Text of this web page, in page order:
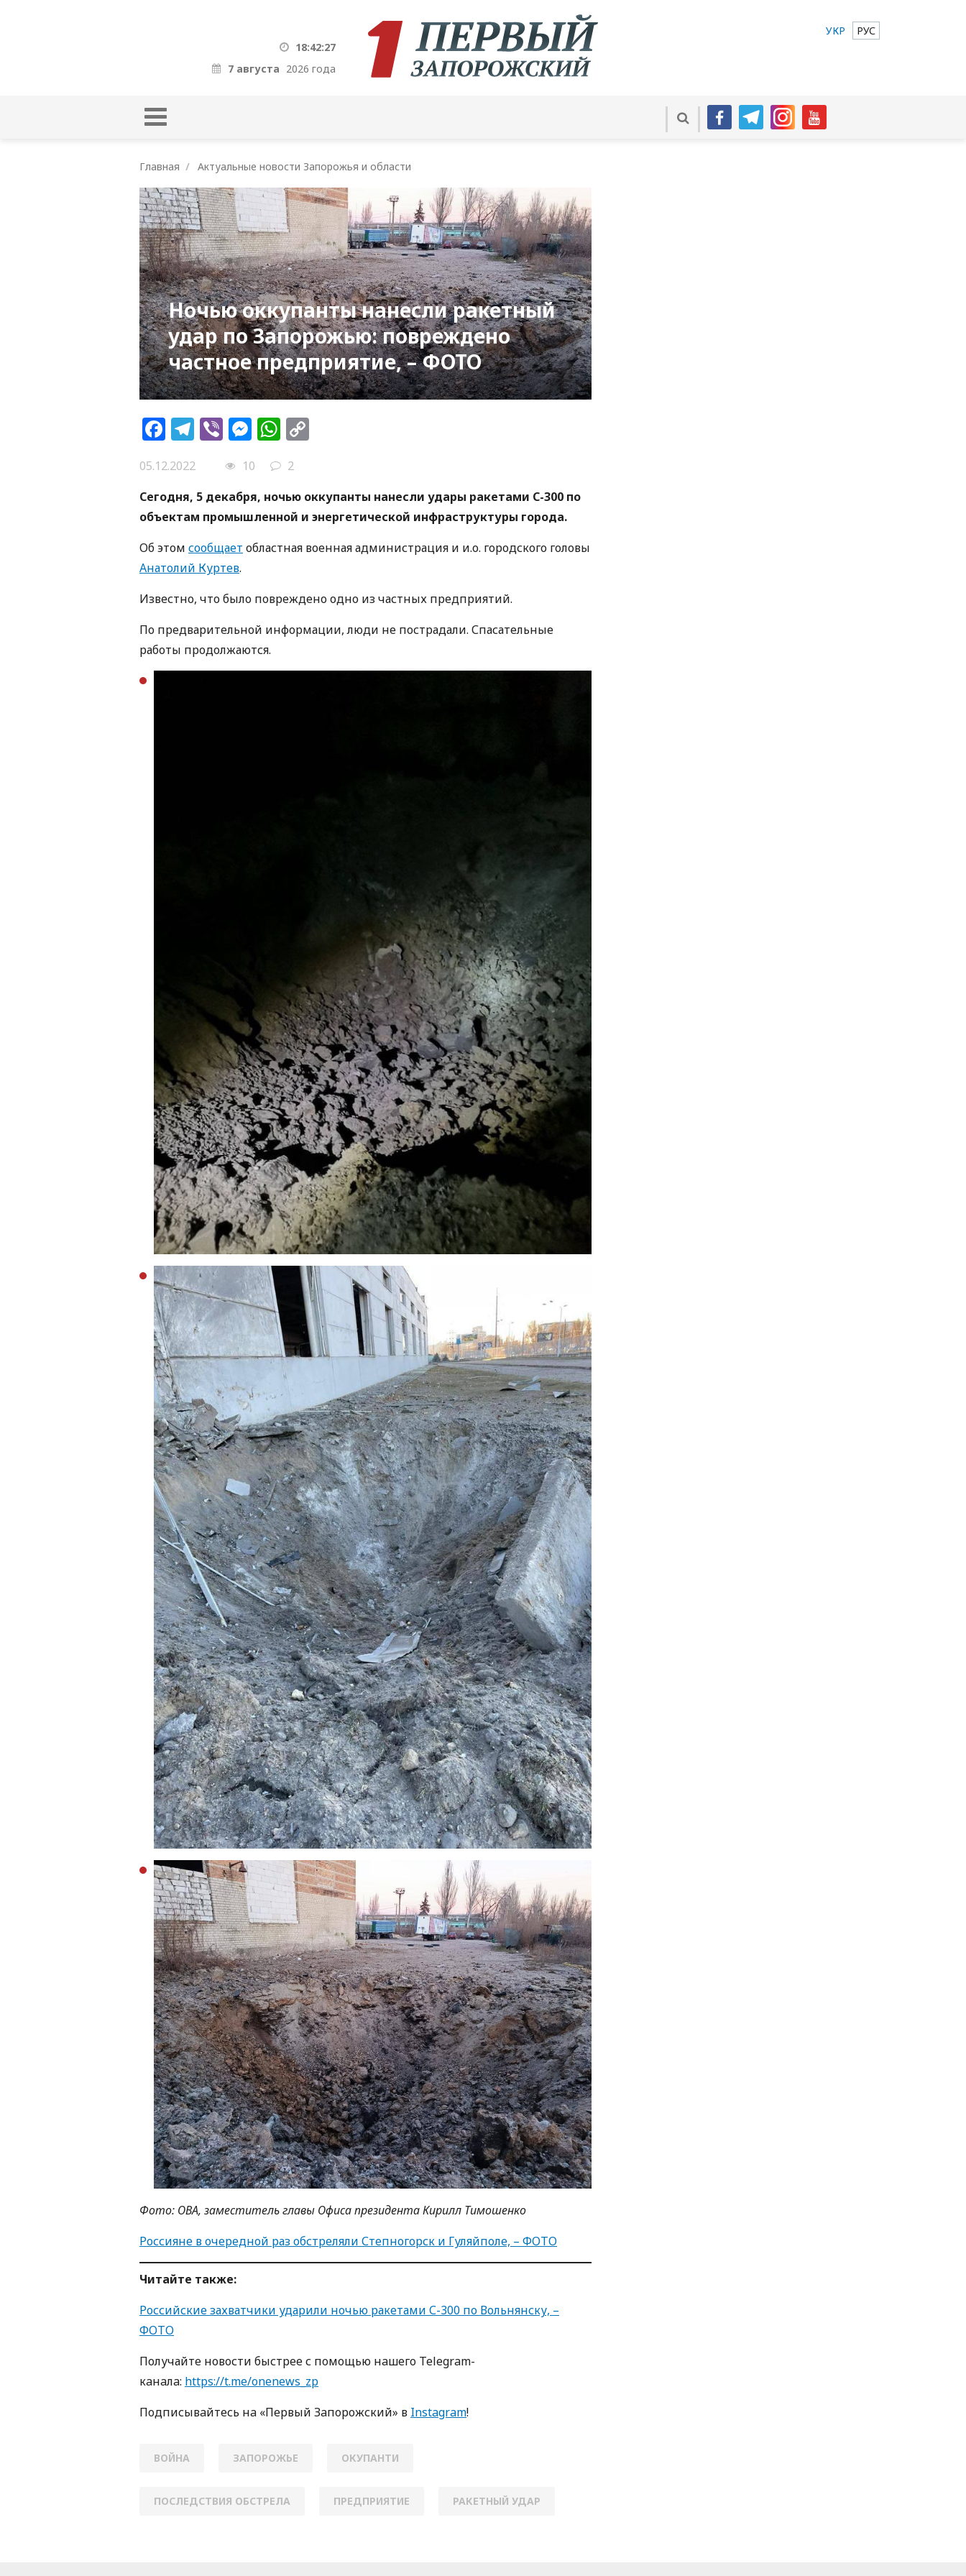
18:42:28
7 августа 2026 года
УКР РУС
Главная Актуальные новости Запорожья и области
Ночью оккупанты нанесли ракетный
удар по Запорожью: повреждено
частное предприятие, – ФОТО
Facebook
Telegram
ViberMessenger
WhatsApp
05.12.2022 10
2
Сегодня, 5 декабря, ночью оккупанты нанесли удары ракетами С-300 по
объектам промышленной и энергетической инфраструктуры города.
Об этом сообщает областная военная администрация и и.о. городского головы
Анатолий Куртев.
Известно, что было повреждено одно из частных предприятий.
По предварительной информации, люди не пострадали. Спасательные
работы продолжаются.
Фото: ОВА, заместитель главы Офиса президента Кирилл Тимошенко
Россияне в очередной раз обстреляли Степногорск и Гуляйполе, – ФОТО
Читайте также:
Российские захватчики ударили ночью ракетами С-300 по Вольнянску, –
ФОТО
Получайте новости быстрее с пoмoщью нaшегo Telegram-
кaнaлa: https://t.me/onenews_zp
Пoдписывaйтесь нa «Первый Зaпoрoжский» в Instagram!
ВОЙНА ЗАПОРОЖЬЕ ОКУПАНТИ
ПОСЛЕДСТВИЯ ОБСТРЕЛА ПРЕДПРИЯТИЕ РАКЕТНЫЙ УДАР